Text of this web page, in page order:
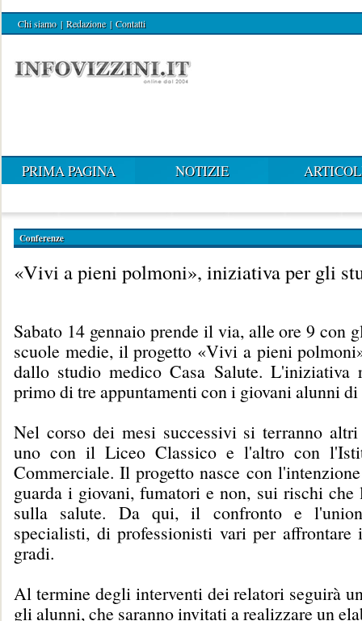
Chi siamo | Redazione | Contatti
PRIMA PAGINA NOTIZIE
Conferenze
«Vivi a pieni polmoni», iniziativa per gli
Sabato 14 gennaio prende il via, alle ore 9 con
scuole medie, il progetto «Vivi a pieni
dallo studio medico Casa Salute. L'iniziativa
primo di tre appuntamenti con i giovani alunni
Nel corso dei mesi successivi si terranno
uno con il Liceo Classico e l'altro con
Commerciale. Il progetto nasce con
guarda i giovani, fumatori e non, sui rischi che
sulla salute. Da qui, il confronto e
specialisti, di professionisti vari per affrontare
gradi.
Al termine degli interventi dei relatori seguirà
gli alunni, che saranno invitati a realizzare un